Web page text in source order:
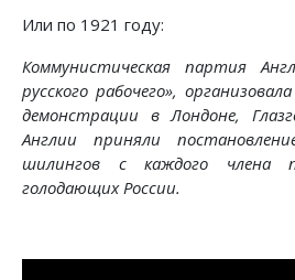
Или по 1921 году:
Коммунистическая партия
русского рабочего»,
демонстрации в Лондоне,
Англии приняли
шилингов с каждого члена
голодающих России.